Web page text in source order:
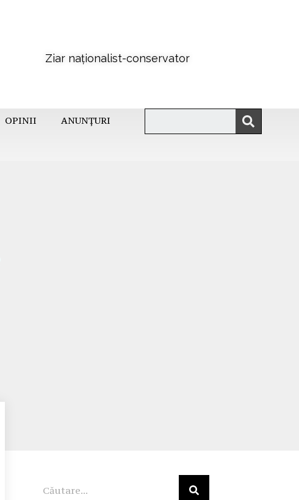
Ziar naționalist-conservator
OPINII ANUNȚURI